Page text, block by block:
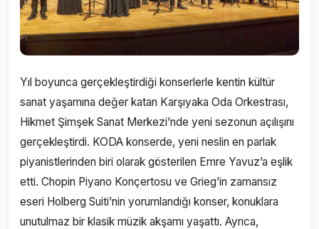
Yıl boyunca gerçekleştirdiği konserlerle kentin kültür
sanat yaşamına değer katan Karşıyaka Oda Orkestrası,
Hikmet Şimşek Sanat Merkezi’nde yeni sezonun açılışını
gerçekleştirdi. KODA konserde, yeni neslin en parlak
piyanistlerinden biri olarak gösterilen Emre Yavuz’a eşlik
etti. Chopin Piyano Konçertosu ve Grieg’in zamansız
eseri Holberg Suiti’nin yorumlandığı konser, konuklara
unutulmaz bir klasik müzik akşamı yaşattı. Ayrıca,